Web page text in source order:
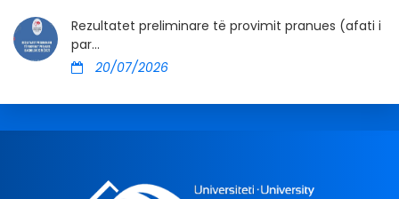
Rezultatet preliminare të provimit pranues (afati i
par...
20/07/2026